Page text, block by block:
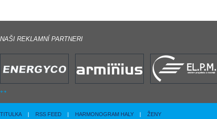
NAŠI REKLAMNÍ PARTNERI
TITULKA | RSS FEED | HARMONOGRAM HALY | ŽENY